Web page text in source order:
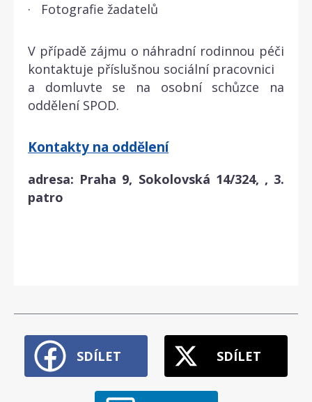
· Fotografie žadatelů
V případě zájmu o náhradní rodinnou péči
kontaktuje příslušnou sociální pracovnici
a domluvte se na osobní schůzce na
oddělení SPOD.
Kontakty na oddělení
adresa: Praha 9, Sokolovská 14/324, , 3.
patro
SDÍLET SDÍLET